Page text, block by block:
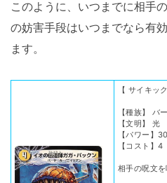
このように、いつまでに相手
の妨害手段はいつまでなら有
ます。
【 サイキッ
【種族】 バ
【文明】 光
【パワー】
【コスト】4
相手の呪文を